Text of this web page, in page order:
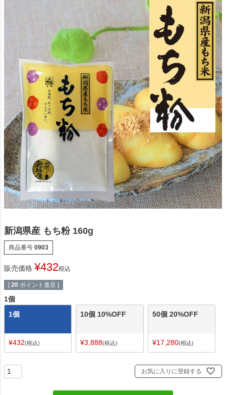
新潟県産 もち粉 160g
商品番号 0903
販売価格 ¥432税込
[ 20 ポイント進呈 ]
1個
1個
¥432 税込
10個 10%OFF
¥3,888 税込
50個 20%OFF
¥17,280 税込
お気に入りに登録する